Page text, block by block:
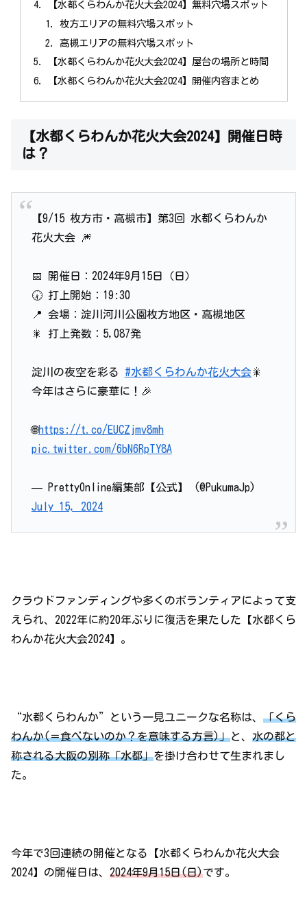
【水都くらわんか花火大会2024】無料穴場スポット
枚方エリアの無料穴場スポット
高槻エリアの無料穴場スポット
【水都くらわんか花火大会2024】屋台の場所と時間
【水都くらわんか花火大会2024】開催内容まとめ
【水都くらわんか花火大会2024】開催日時
は？
【9/15 枚方市・高槻市】第3回 水都くらわんか
花火大会 🎆
📅 開催日：2024年9月15日（日）
🕢 打上開始：19:30
📍 会場：淀川河川公園枚方地区・高槻地区
🎇 打上発数：5,087発
淀川の夜空を彩る #水都くらわんか花火大会🎇
今年はさらに豪華に！🎉
🌐https://t.co/EUCZjmv8mh
pic.twitter.com/6bN6RpTY8A
— PrettyOnline編集部【公式】 (@PukumaJp)
July 15, 2024
クラウドファンディングや多くのボランティアによって支
えられ、2022年に約20年ぶりに復活を果たした【水都くら
わんか花火大会2024】。
“水都くらわんか”という一見ユニークな名称は、 「くら
わんか(＝食べないのか？を意味する方言)」と、 水の都と
称される大阪の別称「水都」を掛け合わせて生まれまし
た。
今年で3回連続の開催となる【水都くらわんか花火大会
2024】の開催日は、 2024年9月15日(日)です。